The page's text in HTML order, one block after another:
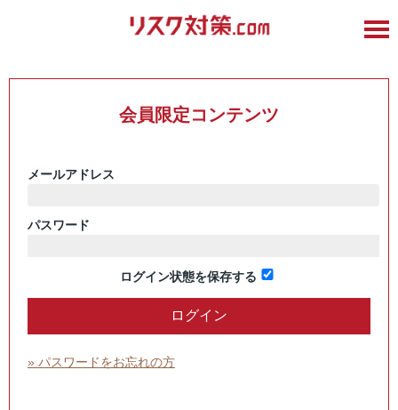
会員限定コンテンツ
メールアドレス
パスワード
ログイン状態を保存する
» パスワードをお忘れの方